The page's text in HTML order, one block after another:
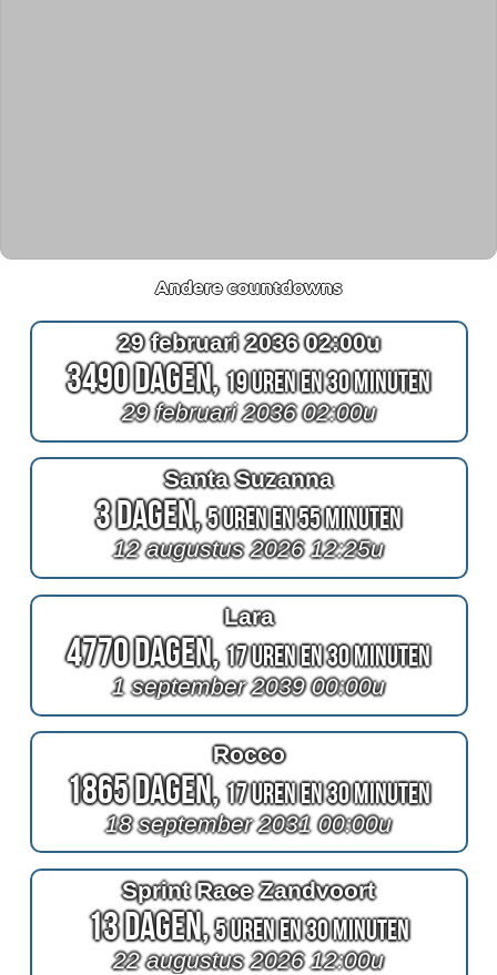
Andere countdowns
29 februari 2036 02:00u
3490 Dagen,19 Uren en 30 Minuten
29 februari 2036 02:00u
Santa Suzanna
3 Dagen,5 Uren en 55 Minuten
12 augustus 2026 12:25u
Lara
4770 Dagen,17 Uren en 30 Minuten
1 september 2039 00:00u
Rocco
1865 Dagen,17 Uren en 30 Minuten
18 september 2031 00:00u
Sprint Race Zandvoort
13 Dagen,5 Uren en 30 Minuten
22 augustus 2026 12:00u